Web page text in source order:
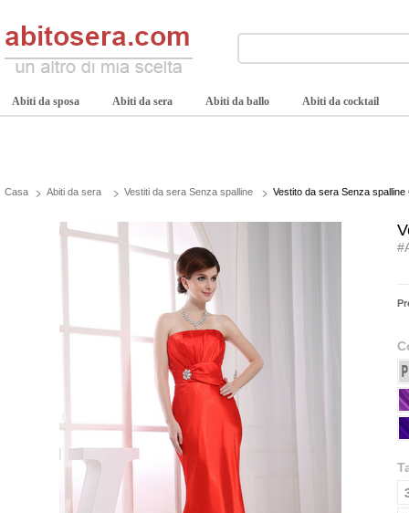
Abiti da sposa Abiti da sera Abiti da ballo Abiti da cocktail
Casa Abiti da sera Vestiti da sera Senza spalline Vestito da sera Senza